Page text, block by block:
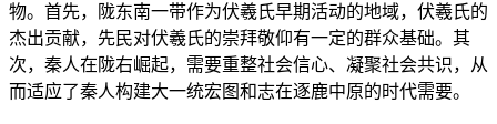
物。首先，陇东南一带作为伏羲氏早期活动的地域，伏羲氏的
杰出贡献，先民对伏羲氏的崇拜敬仰有一定的群众基础。其
次，秦人在陇右崛起，需要重整社会信心、凝聚社会共识，从
而适应了秦人构建大一统宏图和志在逐鹿中原的时代需要。